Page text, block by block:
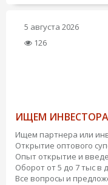
5 августа 2026
126
ИЩЕМ
Ищем партнера или
Открытие оптового
Опыт открытие и
Оборот от 5 до 7 тыс в
Все вопросы и